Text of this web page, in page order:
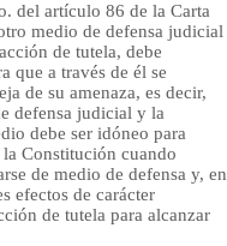
del artículo 86 de la Carta
medio de defensa judicial
de tutela, debe
que a través de él se
de su amenaza, es decir,
defensa judicial y la
debe ser idóneo para
Constitución cuando
de medio de defensa y, en
efectos de carácter
de tutela para alcanzar